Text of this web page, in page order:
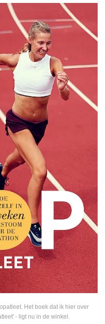
Het boek dat ik hier over
- ligt nu in de winkel.